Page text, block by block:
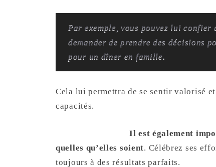
Par exemple, vous pouvez lui confier
demander de prendre des décisions
pour un dîner en famille.
Cela lui permettra de se sentir valorisé
capacités.
Il est également
quelles qu’elles soient. Célébrez ses
toujours à des résultats parfaits.